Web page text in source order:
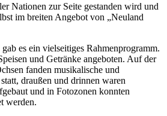
Nationen zur Seite gestanden wird und
im breiten Angebot von „Neuland
es ein vielseitiges Rahmenprogramm.
und Getränke angeboten. Auf der
fanden musikalische und
draußen und drinnen waren
und in Fotozonen konnten
werden.